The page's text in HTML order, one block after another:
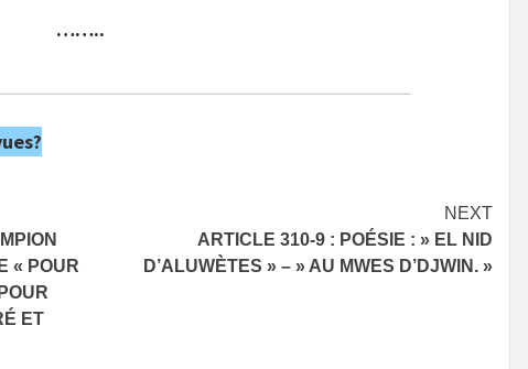
……..
« POUR
ET
NEXT
ARTICLE 310-9 : POÉSIE : » EL NID
D’ALUWÈTES » – » AU MWES D’DJWIN. »